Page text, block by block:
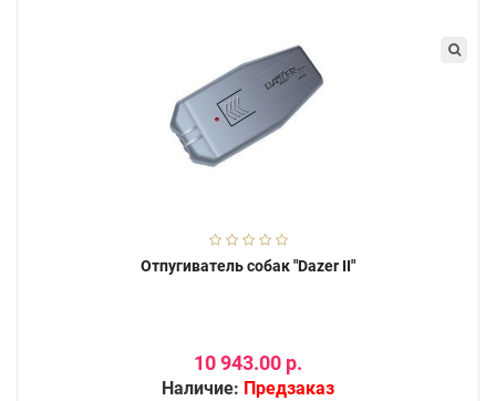
Отпугиватель собак "Dazer II"
10 943.00 р.
Наличие: Предзаказ